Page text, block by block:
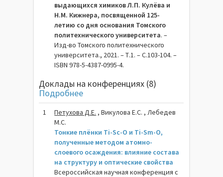
выдающихся химиков Л.П. Кулёва и
Н.М. Кижнера, посвященной 125-
летию со дня основания Томского
политехнического университета. –
Изд-во Томского политехнического
университета., 2021. – Т.1. – C.103-104. –
ISBN 978-5-4387-0995-4.
Доклады на конференциях (8)
Подробнее
1 Петухова Д.Е. , Викулова Е.С. , Лебедев
М.С.
Тонкие плёнки Ti-Sc-O и Ti-Sm-O,
полученные методом атомно-
слоевого осаждения: влияние состава
на структуру и оптические свойства
Всероссийская научная конференция с